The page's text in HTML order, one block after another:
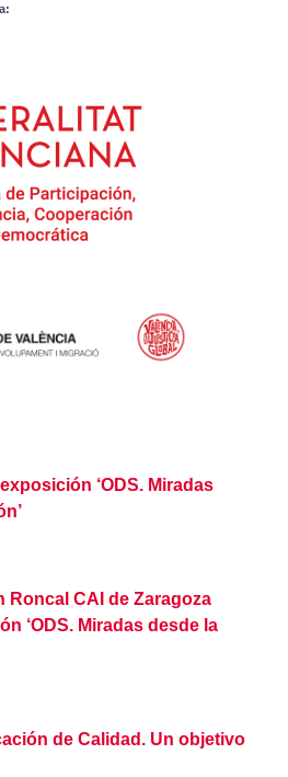
‘ODS. Miradas
Roncal CAI de Zaragoza
‘ODS. Miradas desde la
de Calidad. Un objetivo